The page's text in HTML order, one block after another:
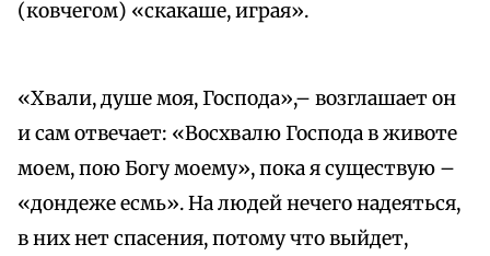
(ковчегом) «скакаше, играя».
«Хвали, душе моя, Господа»,– возглашает он
и сам отвечает: «Восхвалю Господа в животе
моем, пою Богу моему», пока я существую –
«дондеже есмь». На людей нечего надеяться,
в них нет спасения, потому что выйдет,